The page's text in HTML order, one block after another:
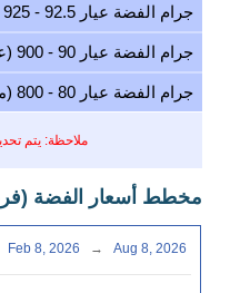
ملاحظة: يتم
جرام الفضة عيار 92.5 - 925 (فضة استرليني)
جرام الفضة عيار 90 - 900 (عملة فضية)
جرام الفضة عيار 80 - 800 (مجوهرات فضية)
مخطط أسعار الفضة
Feb 8, 2026 → Aug 8, 2026